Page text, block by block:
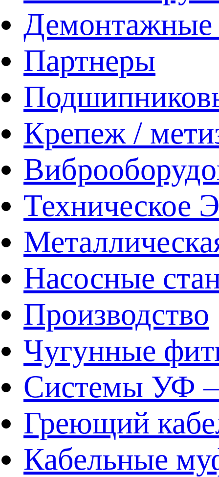
Демонтажные
Партнеры
Крепеж /
Техническое
Насосные
Производство
Чугунные
Системы УФ –
Греющий
Кабельные